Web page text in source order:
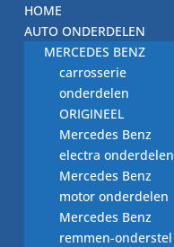
Zoek naar:
HOME
AUTO ONDERDELEN
MERCEDES BENZ
carrosserie
onderdelen
ORIGINEEL
Mercedes Benz
electra onderdelen
Mercedes Benz
motor onderdelen
Mercedes Benz
remmen-onderstel